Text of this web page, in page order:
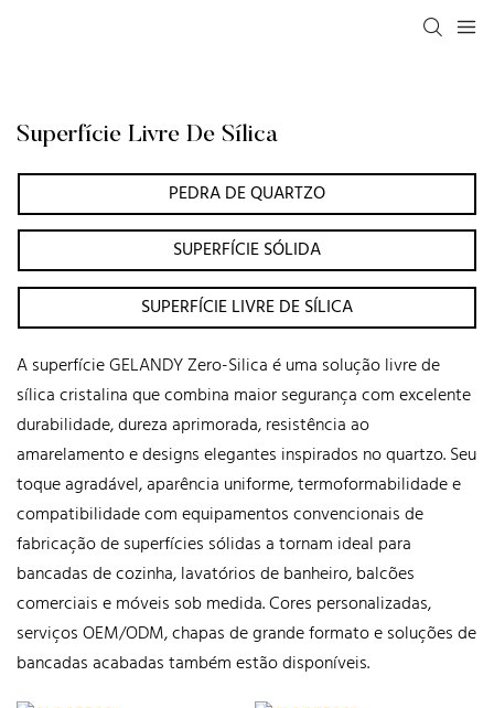
Superfície Livre De Sílica
PEDRA DE QUARTZO
SUPERFÍCIE SÓLIDA
SUPERFÍCIE LIVRE DE SÍLICA
A superfície GELANDY Zero-Silica é uma solução livre de
sílica cristalina que combina maior segurança com excelente
durabilidade, dureza aprimorada, resistência ao
amarelamento e designs elegantes inspirados no quartzo. Seu
toque agradável, aparência uniforme, termoformabilidade e
compatibilidade com equipamentos convencionais de
fabricação de superfícies sólidas a tornam ideal para
bancadas de cozinha, lavatórios de banheiro, balcões
comerciais e móveis sob medida. Cores personalizadas,
serviços OEM/ODM, chapas de grande formato e soluções de
bancadas acabadas também estão disponíveis.